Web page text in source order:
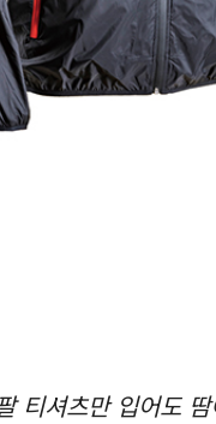
티셔츠만 입어도